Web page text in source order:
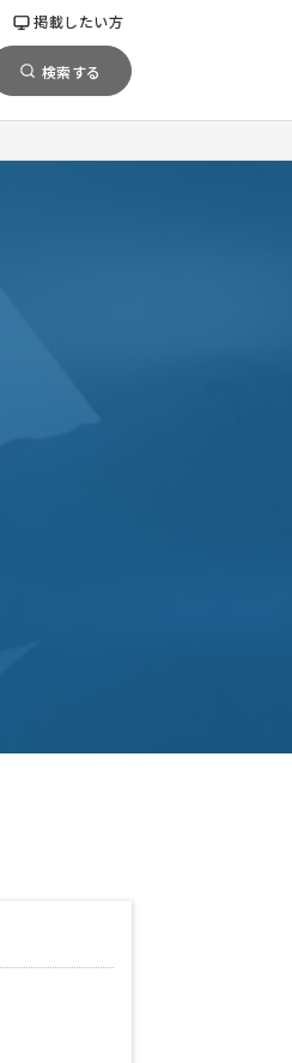
掲載したい方
検索する